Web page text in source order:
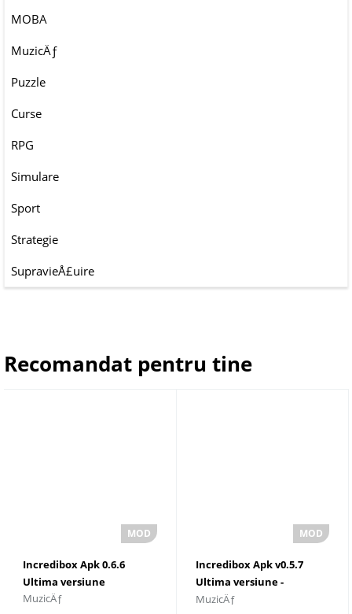
MOBA
MuzicÄƒ
Puzzle
Curse
RPG
Simulare
Sport
Strategie
SupravieÅ£uire
Recomandat pentru tine
Incredibox Apk 0.6.6
Ultima versiune
MuzicÄƒ
Incredibox Apk v0.5.7
Ultima versiune -
Incredibox
MuzicÄƒ